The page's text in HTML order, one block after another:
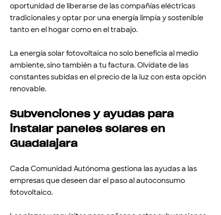
oportunidad de liberarse de las compañías eléctricas
tradicionales y optar por una energía limpia y sostenible
tanto en el hogar como en el trabajo.
La energía solar fotovoltaica no solo beneficia al medio
ambiente, sino también a tu factura. Olvídate de las
constantes subidas en el precio de la luz con esta opción
renovable.
Subvenciones y ayudas para
instalar paneles solares en
Guadalajara
Cada Comunidad Autónoma gestiona las ayudas a las
empresas que deseen dar el paso al autoconsumo
fotovoltaico.